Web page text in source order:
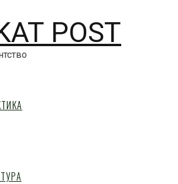
POST